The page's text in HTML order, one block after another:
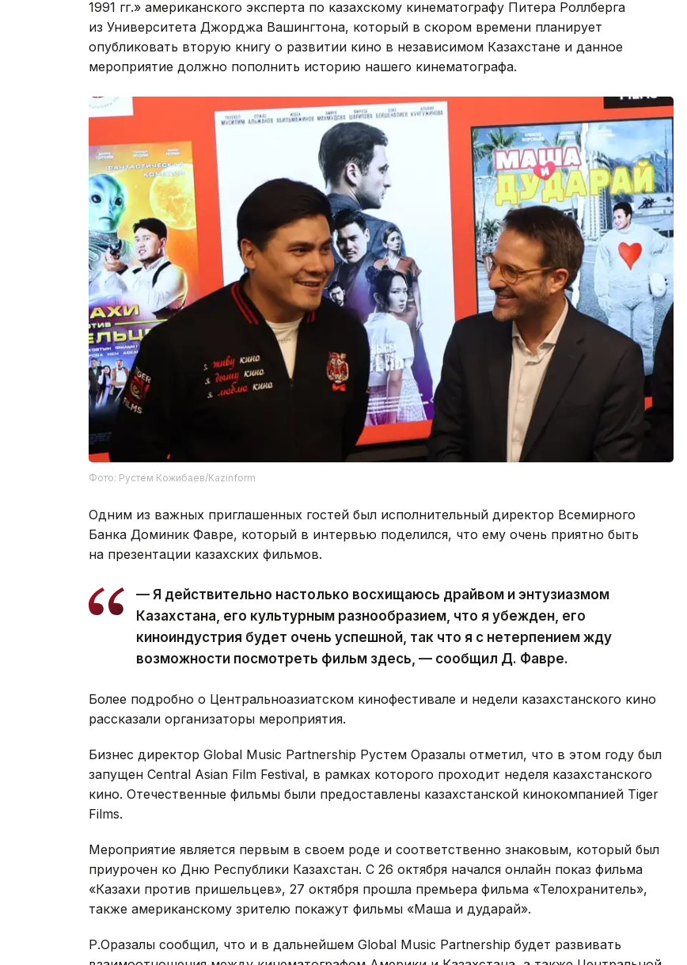
1991 гг.» американского эксперта по казахскому кинематографу Питера Роллберга
из Университета Джорджа Вашингтона, который в скором времени планирует
опубликовать вторую книгу о развитии кино в независимом Казахстане и данное
мероприятие должно пополнить историю нашего кинематографа.
Фото: Рустем Кожибаев/Kazinform
Одним из важных приглашенных гостей был исполнительный директор Всемирного
Банка Доминик Фавре, который в интервью поделился, что ему очень приятно быть
на презентации казахских фильмов.
— Я действительно настолько восхищаюсь драйвом и энтузиазмом
Казахстана, его культурным разнообразием, что я убежден, его
киноиндустрия будет очень успешной, так что я с нетерпением жду
возможности посмотреть фильм здесь, — сообщил Д. Фавре.
Более подробно о Центральноазиатском кинофестивале и недели казахстанского кино
рассказали организаторы мероприятия.
Бизнес директор Global Music Partnership Рустем Оразалы отметил, что в этом году был
запущен Central Asian Film Festival, в рамках которого проходит неделя казахстанского
кино. Отечественные фильмы были предоставлены казахстанской кинокомпанией Tiger
Films.
Мероприятие является первым в своем роде и соответственно знаковым, который был
приурочен ко Дню Республики Казахстан. С 26 октября начался онлайн показ фильма
«Казахи против пришельцев», 27 октября прошла премьера фильма «Телохранитель»,
также американскому зрителю покажут фильмы «Маша и дударай».
Р.Оразалы сообщил, что и в дальнейшем Global Music Partnership будет развивать